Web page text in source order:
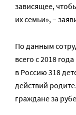
зависящее,
их семьи», –
По данным
всего с 2018
в Россию 318
действий
граждане за